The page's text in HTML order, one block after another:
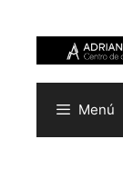
contenido
Menú